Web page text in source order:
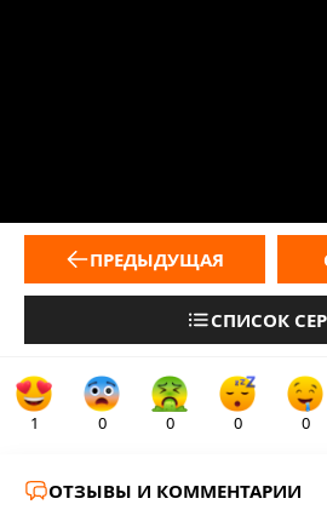
ПРЕДЫДУЩАЯ
СПИСОК
1 0 0 0 0
ОТЗЫВЫ И КОММЕНТАРИИ